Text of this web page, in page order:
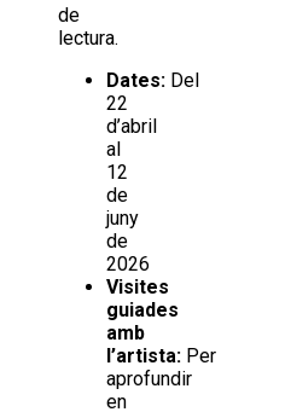
de
lectura.
Dates: Del
22
d’abril
al
12
de
juny
de
2026
Visites
guiades
amb
l’artista: Per
aprofundir
en